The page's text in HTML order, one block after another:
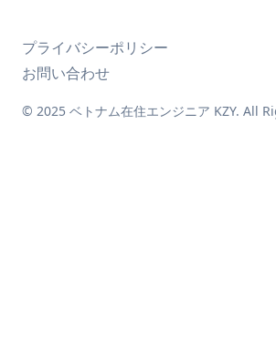
プライバシーポリシー
お問い合わせ
© 2025 ベトナム在住エンジニア KZY. All